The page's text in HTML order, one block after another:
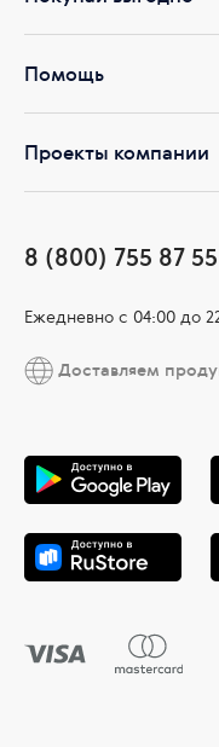
формула во время
результаты: увеличение
кислоты в коже на 230%,
эластина на 83%. Кожа
Помощь
Проекты компании
8 (800) 755 87 55
Ежедневно c 04:00 до
Доставляем